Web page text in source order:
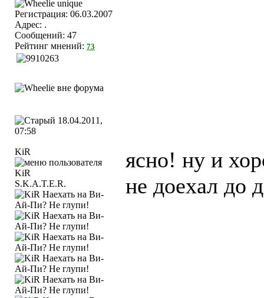
Регистрация: 06.03.2007
Адрес: .
Сообщений: 47
Рейтинг мнений: 73
18.04.2011,
07:58
KiR
S.K.A.T.E.R.
ясно! ну и
не доехал до